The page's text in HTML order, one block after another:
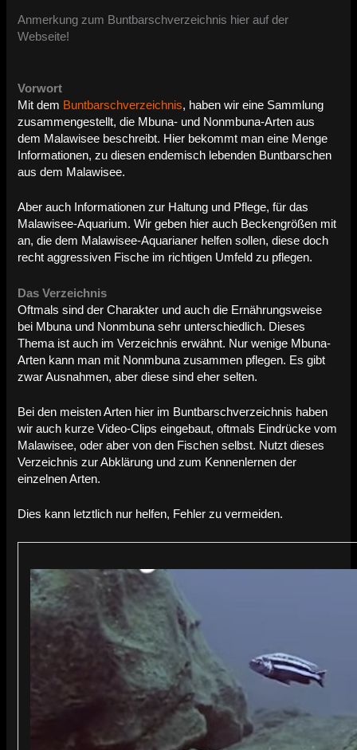
Anmerkung zum Buntbarschverzeichnis hier auf der
Webseite!
Vorwort
Mit dem Buntbarschverzeichnis, haben wir eine Sammlung
zusammengestellt, die Mbuna- und Nonmbuna-Arten aus
dem Malawisee beschreibt. Hier bekommt man eine Menge
Informationen, zu diesen endemisch lebenden Buntbarschen
aus dem Malawisee.
Aber auch Informationen zur Haltung und Pflege, für das
Malawisee-Aquarium. Wir geben hier auch Beckengrößen mit
an, die dem Malawisee-Aquarianer helfen sollen, diese doch
recht aggressiven Fische im richtigen Umfeld zu pflegen.
Das Verzeichnis
Oftmals sind der Charakter und auch die Ernährungsweise
bei Mbuna und Nonmbuna sehr unterschiedlich. Dieses
Thema ist auch im Verzeichnis erwähnt. Nur wenige Mbuna-
Arten kann man mit Nonmbuna zusammen pflegen. Es gibt
zwar Ausnahmen, aber diese sind eher selten.
Bei den meisten Arten hier im Buntbarschverzeichnis haben
wir auch kurze Video-Clips eingebaut, oftmals Eindrücke vom
Malawisee, oder aber von den Fischen selbst. Nutzt dieses
Verzeichnis zur Abklärung und zum Kennenlernen der
einzelnen Arten.
Dies kann letztlich nur helfen, Fehler zu vermeiden.